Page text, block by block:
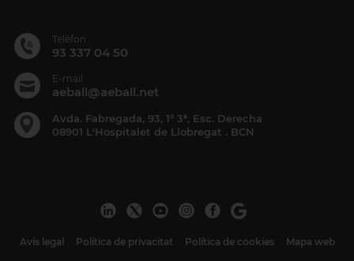
Telèfon
93 337 04 50
E-mail
aeball@aeball.net
Avda. Fabregada, 93, 1º 3ª, Esc. Derecha
08901 L'Hospitalet de Llobregat . BCN
Avís legal Política de privacitat Política de cookies Mapa web